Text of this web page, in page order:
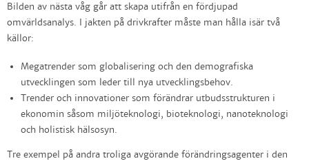
Bilden av nästa våg går att skapa utifrån en fördjupad
omvärldsanalys. I jakten på drivkrafter måste man hålla isär två
källor:
Megatrender som globalisering och den demografiska
utvecklingen som leder till nya utvecklingsbehov.
Trender och innovationer som förändrar utbudsstrukturen i
ekonomin såsom miljöteknologi, bioteknologi, nanoteknologi
och holistisk hälsosyn.
Tre exempel på andra troliga avgörande förändringsagenter i den